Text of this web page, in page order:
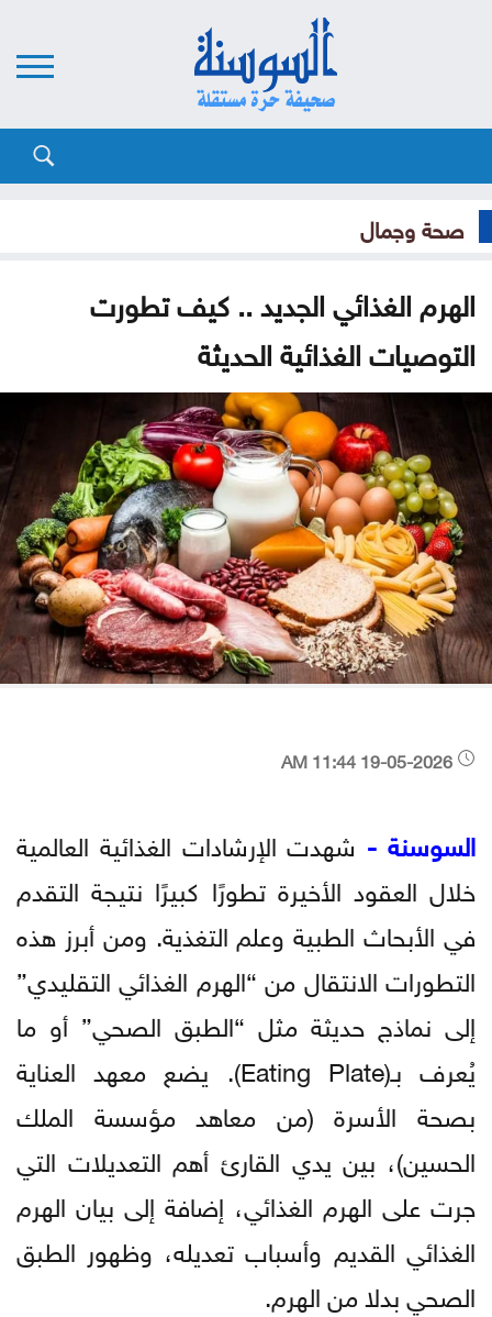
صحة وجمال
الهرم الغذائي الجديد .. كيف تطورت
التوصيات الغذائية الحديثة
السوسنة - شهدت الإرشادات الغذائية العالمية
خلال العقود الأخيرة تطورًا كبيرًا نتيجة التقدم
في الأبحاث الطبية وعلم التغذية. ومن أبرز هذه
التطورات الانتقال من “الهرم الغذائي التقليدي”
إلى نماذج حديثة مثل “الطبق الصحي” أو ما
يُعرف بـ(Eating Plate). يضع معهد العناية
بصحة الأسرة (من معاهد مؤسسة الملك
الحسين)، بين يدي القارئ أهم التعديلات التي
جرت على الهرم الغذائي، إضافة إلى بيان الهرم
الغذائي القديم وأسباب تعديله، وظهور الطبق
الصحي بدلا من الهرم.